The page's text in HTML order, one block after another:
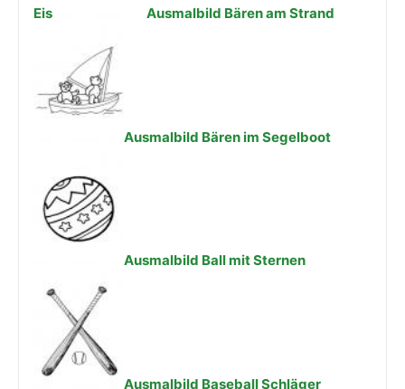
Eis Ausmalbild Bären am Strand
Ausmalbild Bären im Segelboot
Ausmalbild Ball mit Sternen
Ausmalbild Baseball Schläger